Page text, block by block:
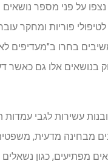
על פני מספר
פוריות ומחקר
בחרו ב"מעדיפים
בנושאים אלו גם כאשר
עשירות לגבי עמדות
מבחינה מדעית,
מפתיעים, כגון נשאלים